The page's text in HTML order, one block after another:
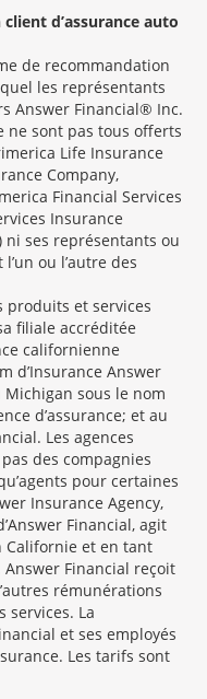
d’assurance auto
de recommandation
les représentants
Answer Financial® Inc.
ne sont pas tous offerts
Life Insurance
Company,
Financial Services
Insurance
ni ses représentants ou
ou l’autre des
produits et services
filiale accréditée
californienne
d’Insurance Answer
Michigan sous le nom
d’assurance; et au
Les agences
des compagnies
pour certaines
Insurance Agency,
Financial, agit
Californie et en tant
Answer Financial reçoit
rémunérations
services. La
et ses employés
Les tarifs sont